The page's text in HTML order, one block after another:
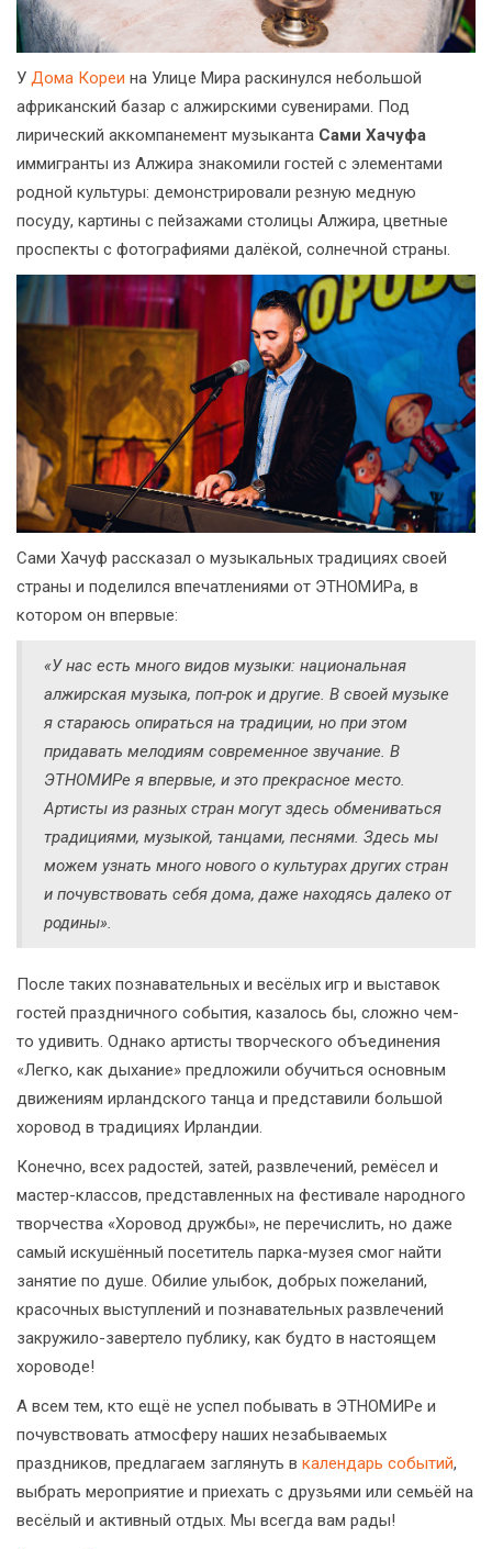
У Дома Кореи на Улице Мира раскинулся небольшой
африканский базар с алжирскими сувенирами. Под
лирический аккомпанемент музыканта Сами Хачуфа
иммигранты из Алжира знакомили гостей с элементами
родной культуры: демонстрировали резную медную
посуду, картины с пейзажами столицы Алжира, цветные
проспекты с фотографиями далёкой, солнечной страны.
Сами Хачуф рассказал о музыкальных традициях своей
страны и поделился впечатлениями от ЭТНОМИРа, в
котором он впервые:
«У нас есть много видов музыки: национальная
алжирская музыка, поп-рок и другие. В своей музыке
я стараюсь опираться на традиции, но при этом
придавать мелодиям современное звучание. В
ЭТНОМИРе я впервые, и это прекрасное место.
Артисты из разных стран могут здесь обмениваться
традициями, музыкой, танцами, песнями. Здесь мы
можем узнать много нового о культурах других стран
и почувствовать себя дома, даже находясь далеко от
родины».
После таких познавательных и весёлых игр и выставок
гостей праздничного события, казалось бы, сложно чем-
то удивить. Однако артисты творческого объединения
«Легко, как дыхание» предложили обучиться основным
движениям ирландского танца и представили большой
хоровод в традициях Ирландии.
Конечно, всех радостей, затей, развлечений, ремёсел и
мастер-классов, представленных на фестивале народного
творчества «Хоровод дружбы», не перечислить, но даже
самый искушённый посетитель парка-музея смог найти
занятие по душе. Обилие улыбок, добрых пожеланий,
красочных выступлений и познавательных развлечений
закружило-завертело публику, как будто в настоящем
хороводе!
А всем тем, кто ещё не успел побывать в ЭТНОМИРе и
почувствовать атмосферу наших незабываемых
праздников, предлагаем заглянуть в календарь событий,
выбрать мероприятие и приехать с друзьями или семьёй на
весёлый и активный отдых. Мы всегда вам рады!